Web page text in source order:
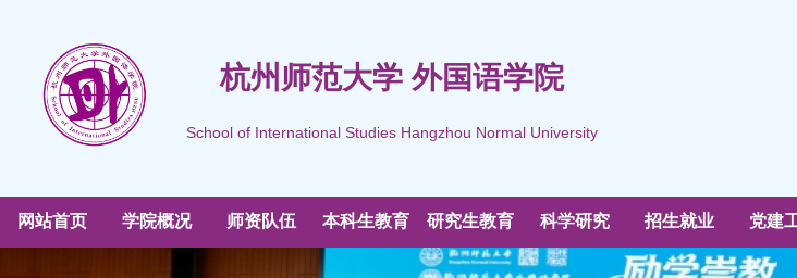
杭州师范大学 外国语学院
School of International Studies Hangzhou Normal University
网站首页 学院概况 师资队伍 本科生教育 研究生教育 科学研究 招生就业 党建